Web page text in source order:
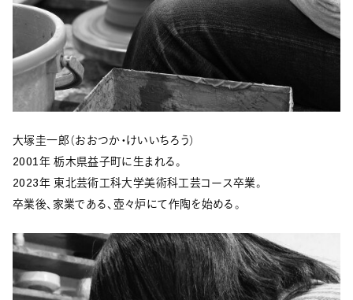
大塚圭一郎（おおつか・けいいちろう）
2001年 栃木県益子町に生まれる。
2023年 東北芸術工科大学美術科工芸コース卒業。
卒業後、家業である、壺々炉にて作陶を始める。